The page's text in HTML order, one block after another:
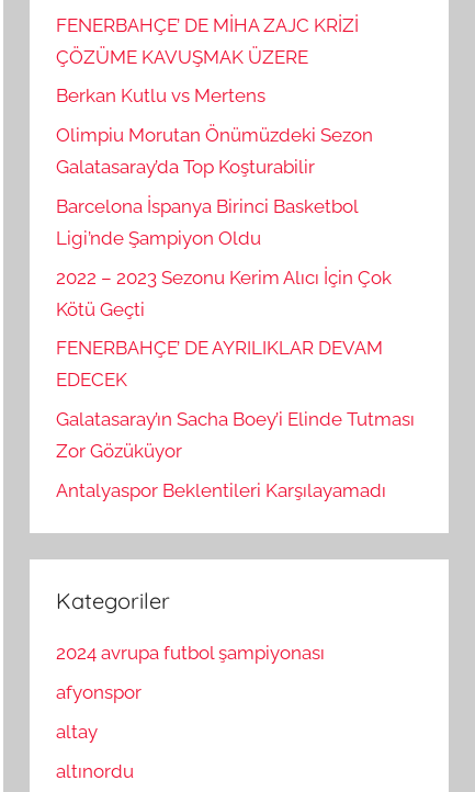
FENERBAHÇE’ DE MİHA ZAJC KRİZİ
ÇÖZÜME KAVUŞMAK ÜZERE
Berkan Kutlu vs Mertens
Olimpiu Morutan Önümüzdeki Sezon
Galatasaray’da Top Koşturabilir
Barcelona İspanya Birinci Basketbol
Ligi’nde Şampiyon Oldu
2022 – 2023 Sezonu Kerim Alıcı İçin Çok
Kötü Geçti
FENERBAHÇE’ DE AYRILIKLAR DEVAM
EDECEK
Galatasaray’ın Sacha Boey’i Elinde Tutması
Zor Gözüküyor
Antalyaspor Beklentileri Karşılayamadı
Kategoriler
2024 avrupa futbol şampiyonası
afyonspor
altay
altınordu